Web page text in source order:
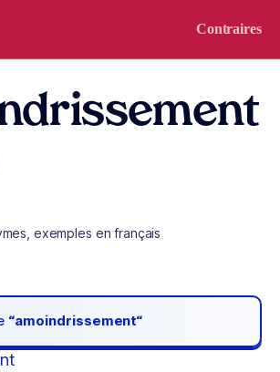
Contraires
exemples en français
“amoindrissement“